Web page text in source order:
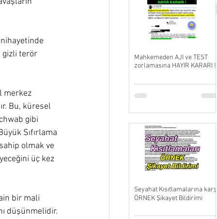
nihayetinde
gizli terör
merkez
Bu, küresel
gibi
Sıfırlama
olmak ve
üç kez
bir mali
düşünmelidir.
Mahkemeden AJI ve TEST
zorlamasına HAYIR KARARI !
Seyahat Kısıtlamalarına
ÖRNEK Şikayet Bildirimi